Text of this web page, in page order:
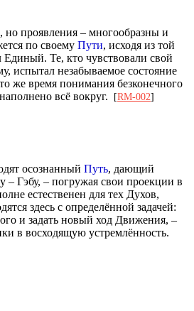
проявления – многообразны и
по своему Пути, исходя из той
Те, кто чувствовали свой
испытал незабываемое состояние
же время понимания безконечного
всё вокруг.
[RM-002]
осознанный Путь, дающий
– Гэбу, – погружая свои проекции в
естественен для тех Духов,
здесь с определённой задачей:
и задать новый ход Движения, –
в восходящую устремлённость.